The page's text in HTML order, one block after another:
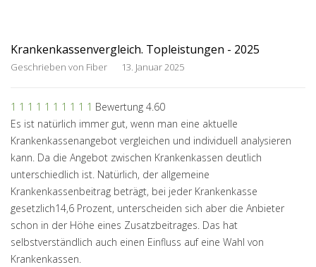
Krankenkassenvergleich. Topleistungen - 2025
Geschrieben von Fiber 13. Januar 2025
1 1 1 1 1 1 1 1 1 1 Bewertung 4.60
Es ist natürlich immer gut, wenn man eine aktuelle
Krankenkassenangebot vergleichen und individuell analysieren
kann. Da die Angebot zwischen Krankenkassen deutlich
unterschiedlich ist. Natürlich, der allgemeine
Krankenkassenbeitrag beträgt, bei jeder Krankenkasse
gesetzlich14,6 Prozent, unterscheiden sich aber die Anbieter
schon in der Höhe eines Zusatzbeitrages. Das hat
selbstverständlich auch einen Einfluss auf eine Wahl von
Krankenkassen.